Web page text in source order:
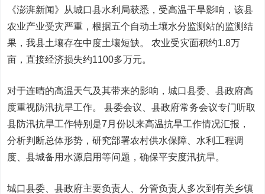
《澎湃新闻》从城口县水利局获悉，受高温干旱影响，该县
农业产业受灾严重，根据五个自动土壤水分监测站的监测结
果，我县土壤存在中度土壤短缺。 农业受灾面积约1.8万
亩，直接经济损失约1100多万元。
对于连晴的高温天气及其带来的影响，城口县委、县政府高
度重视防汛抗旱工作。 县委会议、县政府常务会议专门听取
县防汛抗旱工作特别是7月份以来高温抗旱工作情况汇报，
分析判断总体形势，研究部署农村供水保障、水利工程调
度、县城备用水源启用等问题，确保平安度汛抗旱。
城口县委、县政府主要负责人、分管负责人多次到有关乡镇